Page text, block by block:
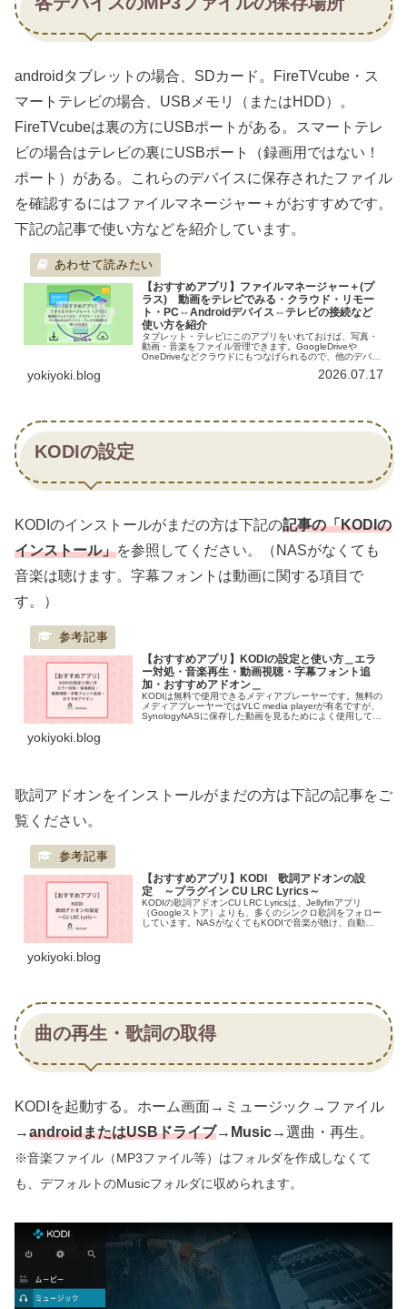
androidタブレットの場合、SDカード。FireTVcube・ス
マートテレビの場合、USBメモリ（またはHDD）。
FireTVcubeは裏の方にUSBポートがある。スマートテレ
ビの場合はテレビの裏にUSBポート（録画用ではない！
ポート）がある。これらのデバイスに保存されたファイル
を確認するにはファイルマネージャー＋がおすすめです。
下記の記事で使い方などを紹介しています。
【おすすめアプリ】ファイルマネージャー＋(プ
ラス) 動画をテレビでみる・クラウド・リモー
ト・PC⇔Androidデバイス⇔テレビの接続など
使い方を紹介
タブレット・テレビにこのアプリをいれておけば、写真・
動画・音楽をファイル管理できます。GoogleDriveや
OneDriveなどクラウドにもつなげられるので、他のデバイ
たとえばiphoneで撮った動画を、テレビやandroidタブレ
yokiyoki.blog 2026.07.17
KODIの設定
KODIのインストールがまだの方は下記の記事の「KODIの
インストール」を参照してください。（NASがなくても
音楽は聴けます。字幕フォントは動画に関する項目で
す。）
【おすすめアプリ】KODIの設定と使い方＿エラ
ー対処・音楽再生・動画視聴・字幕フォント追
加・おすすめアドオン＿
KODIは無料で使用できるメディアプレーヤーです。無料の
メディアプレーヤーではVLC media playerが有名ですが、
SynologyNASに保存した動画を見るためによく使用してい
yokiyoki.blog
歌詞アドオンをインストールがまだの方は下記の記事をご
覧ください。
【おすすめアプリ】KODI 歌詞アドオンの設
定 ～プラグイン CU LRC Lyrics～
KODIの歌詞アドオンCU LRC Lyricsは、Jellyfinアプリ
（Googleストア）よりも、多くのシンクロ歌詞をフォロー
しています。NASがなくてもKODIで音楽が聴け、自動で
yokiyoki.blog
曲の再生・歌詞の取得
KODIを起動する。ホーム画面→ミュージック→ファイル
→androidまたはUSBドライブ→ Music→選曲・再生。
※音楽ファイル（MP3ファイル等）はフォルダを作成しなくて
も、デフォルトのMusicフォルダに収められます。